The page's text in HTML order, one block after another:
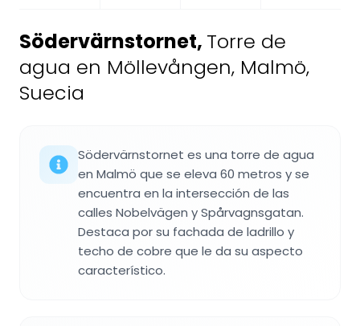
Södervärnstornet, Torre de
agua en Möllevången, Malmö,
Suecia
Södervärnstornet es una torre de agua
en Malmö que se eleva 60 metros y se
encuentra en la intersección de las
calles Nobelvägen y Spårvagnsgatan.
Destaca por su fachada de ladrillo y
techo de cobre que le da su aspecto
característico.